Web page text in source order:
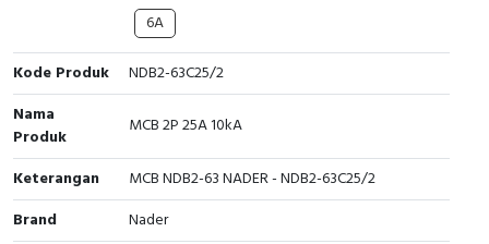
Interactive Flat Panel (IFP)
Extension Power Socket
Vacuum
EcoStruxure Terminal Expert
Pendant / Crane Controller
Panel Kendali
Selector Iluminasi
Flash Buzzers
Potensiometer
Terminal Block
Engsel / Hinge
Industrial Plug & Socket
Busbar
Junction Box
FRENIC
Electric Motor
Accessories
Digistart
Compact Data Loggers
Field Measuring
6A
Kode Produk
NDB2-63C25/2
Nama
Produk
MCB 2P 25A 10kA
Keterangan
MCB NDB2-63 NADER - NDB2-63C25/2
Brand
Nader